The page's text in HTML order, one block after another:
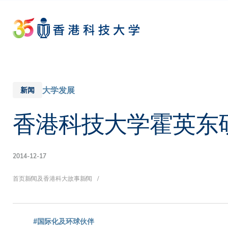
main
content
新闻 大学发展
香港科技大学霍英
2014-12-17
面
首页新闻及香港科大故事新闻
#国际化及环球伙伴